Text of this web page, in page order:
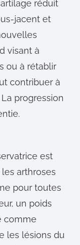
réduit
jacent et
visant à
ou à rétablir
contribuer à
progression
est
arthroses
pour toutes
un poids
comme
les lésions du